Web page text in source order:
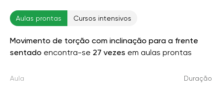
Aulas prontas Cursos intensivos
Movimento de torção com inclinação para a frente
sentado encontra-se 27 vezes em aulas prontas
Aula Duração